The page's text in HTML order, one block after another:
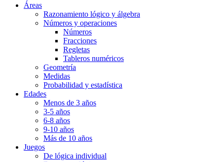
Áreas
Razonamiento lógico y álgebra
Números y operaciones
Números
Fracciones
Regletas
Tableros numéricos
Geometría
Medidas
Probabilidad y estadística
Edades
Menos de 3 años
3-5 años
6-8 años
9-10 años
Más de 10 años
Juegos
De lógica individual